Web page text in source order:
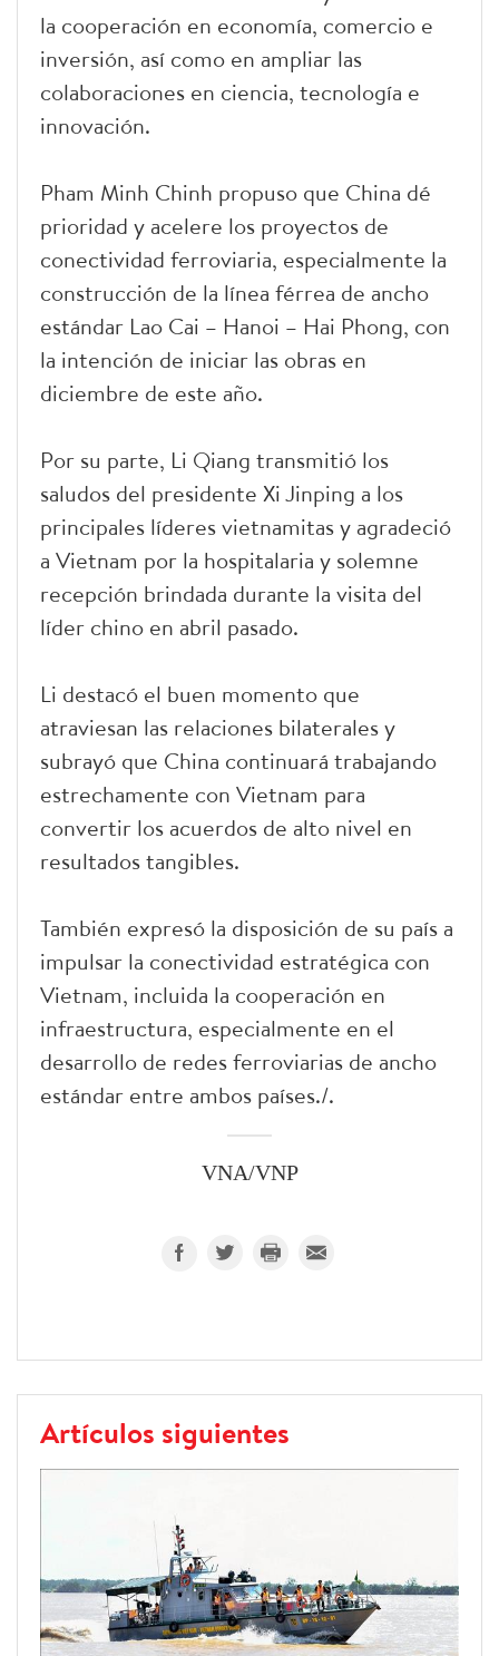
la cooperación en economía, comercio e
inversión, así como en ampliar las
colaboraciones en ciencia, tecnología e
innovación.
Pham Minh Chinh propuso que China dé
prioridad y acelere los proyectos de
conectividad ferroviaria, especialmente la
construcción de la línea férrea de ancho
estándar Lao Cai – Hanoi – Hai Phong, con
la intención de iniciar las obras en
diciembre de este año.
Por su parte, Li Qiang transmitió los
saludos del presidente Xi Jinping a los
principales líderes vietnamitas y agradeció
a Vietnam por la hospitalaria y solemne
recepción brindada durante la visita del
líder chino en abril pasado.
Li destacó el buen momento que
atraviesan las relaciones bilaterales y
subrayó que China continuará trabajando
estrechamente con Vietnam para
convertir los acuerdos de alto nivel en
resultados tangibles.
También expresó la disposición de su país a
impulsar la conectividad estratégica con
Vietnam, incluida la cooperación en
infraestructura, especialmente en el
desarrollo de redes ferroviarias de ancho
estándar entre ambos países./.
VNA/VNP
Artículos siguientes